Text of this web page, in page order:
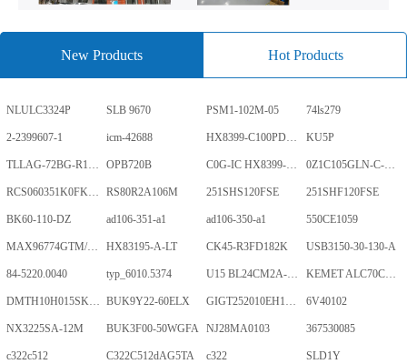
New Products Hot Products
NLULC3324P SLB 9670 PSM1-102M-05 74ls279
2-2399607-1 icm-42688 HX8399-C100PD1700-GP KU5P
TLLAG-72BG-R1KH1-V-A OPB720B C0G-IC HX8399-C100PD1700-GP 0Z1C105GLN-C-0-TR
RCS060351K0FKEA RS80R2A106M 251SHS120FSE 251SHF120FSE
BK60-110-DZ ad106-351-a1 ad106-350-a1 550CE1059
MAX96774GTM/V+ HX83195-A-LT CK45-R3FD182K USB3150-30-130-A
84-5220.0040 typ_6010.5374 U15 BL24CM2A-PARC KEMET ALC70C152EN450
DMTH10H015SK3Q BUK9Y22-60ELX GIGT252010EH1R0MNE 6V40102
NX3225SA-12M BUK3F00-50WGFA NJ28MA0103 367530085
c322c512 C322C512dAG5TA c322 SLD1Y